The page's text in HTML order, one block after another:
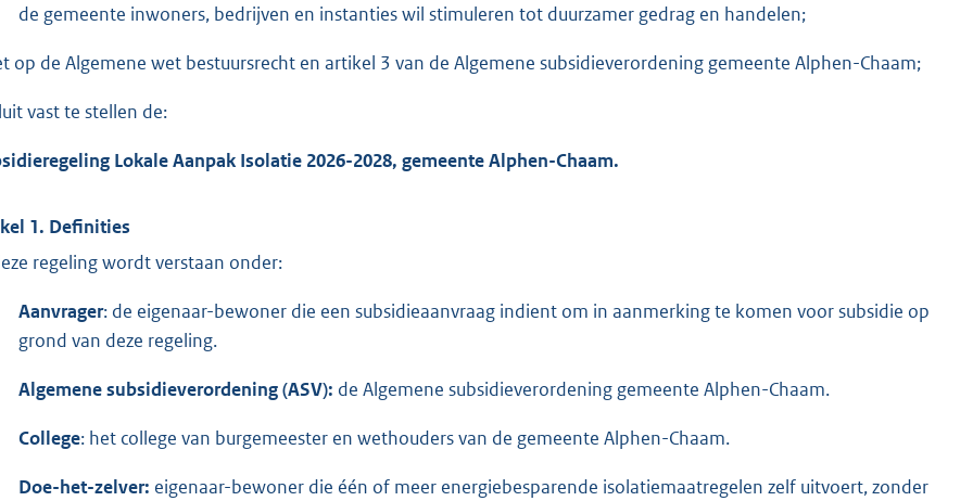
de gemeente inwoners, bedrijven en instanties wil stimuleren tot duurzamer gedrag en handelen;
op de Algemene wet bestuursrecht en artikel 3 van de Algemene subsidieverordening gemeente Alphen-Chaam;
vast te stellen de:
Lokale Aanpak Isolatie 2026-2028, gemeente Alphen-Chaam.
1. Definities
regeling wordt verstaan onder:
Aanvrager: de eigenaar-bewoner die een subsidieaanvraag indient om in aanmerking te komen voor subsidie op
grond van deze regeling.
Algemene subsidieverordening (ASV): de Algemene subsidieverordening gemeente Alphen-Chaam.
College: het college van burgemeester en wethouders van de gemeente Alphen-Chaam.
Doe-het-zelver: eigenaar-bewoner die één of meer energiebesparende isolatiemaatregelen zelf uitvoert, zonder